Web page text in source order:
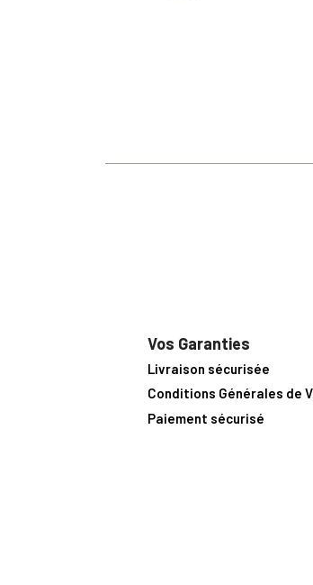
Vos Garanties
Livraison sécurisée
Conditions Générales de
Paiement sécurisé